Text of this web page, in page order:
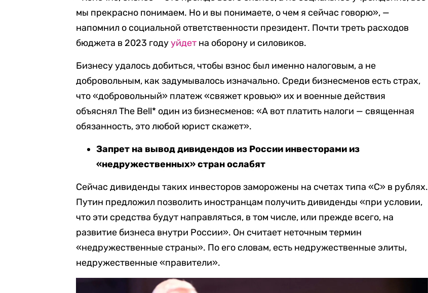
мы прекрасно понимаем. Но и вы понимаете, о чем я сейчас говорю», —
напомнил о социальной ответственности президент. Почти треть расходов
бюджета в 2023 годууйдет на оборону и силовиков.
Бизнесу удалось добиться, чтобы взнос был именно налоговым, а не
добровольным, как задумывалось изначально. Среди бизнесменов есть страх,
что «добровольный» платеж «свяжет кровью» их и военные действия
объяснял The Bell* один из бизнесменов: «А вот платить налоги — священная
обязанность, это любой юрист скажет».
Запрет на вывод дивидендов из России инвесторами из
«недружественных» стран ослабят
Сейчас дивиденды таких инвесторов заморожены на счетах типа «С» в рублях.
Путин предложил позволить иностранцам получить дивиденды «при условии,
что эти средства будут направляться, в том числе, или прежде всего, на
развитие бизнеса внутри России». Он считает неточным термин
«недружественные страны». По его словам, есть недружественные элиты,
недружественные «правители».